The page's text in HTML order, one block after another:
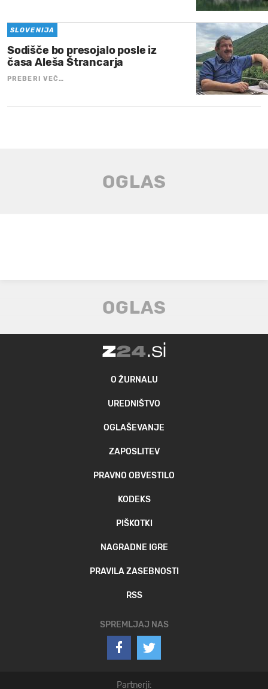
SLOVENIJA
Sodišče bo presojalo posle iz
časa Aleša Štrancarja
PREBERI VEČ…
O ŽURNALU
UREDNIŠTVO
OGLAŠEVANJE
ZAPOSLITEV
PRAVNO OBVESTILO
KODEKS
PIŠKOTKI
NAGRADNE IGRE
PRAVILA ZASEBNOSTI
RSS
SPREMLJAJ NAS
Partnerji: